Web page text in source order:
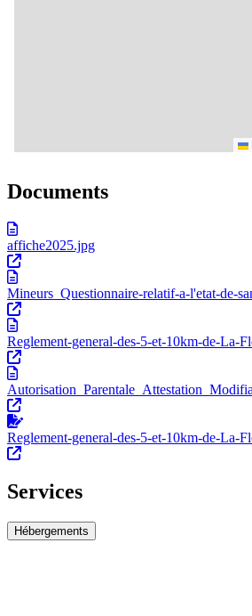
Documents
affiche2025.jpg
Mineurs_Questionnaire-relatif-a-l'etat-de-
Reglement-general-des-5-et-10km-de-La-
Reglement-general-des-5-et-10km-de-La-
Services
Hébergements